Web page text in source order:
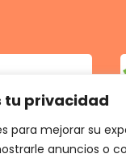
tu privacidad
para mejorar su
anuncios o